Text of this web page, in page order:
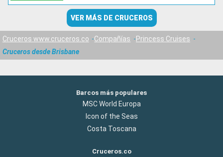
VER MÁS DE CRUCEROS
Cruceros www.cruceros.co Compañías
Princess Cruises
Cruceros desde Brisbane
Barcos más populares
MSC World Europa
Icon of the Seas
Costa Toscana
Cruceros.co